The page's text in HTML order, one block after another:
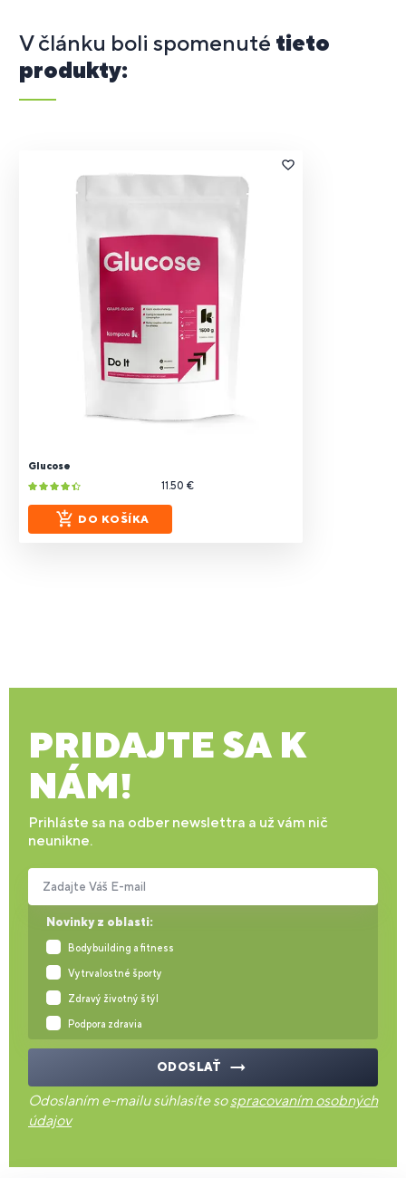
V článku boli spomenuté tieto
produkty:
Glucose
11.50 €
DO KOŠÍKA
PRIDAJTE SA K
NÁM!
Prihláste sa na odber newslettra a už vám nič
neunikne.
Novinky z oblasti:
Bodybuilding a fitness
Vytrvalostné športy
Zdravý životný štýl
Podpora zdravia
Zadajte Váš E-mail
ODOSLAŤ
Odoslaním e-mailu súhlasíte sospracovaním osobných
údajov